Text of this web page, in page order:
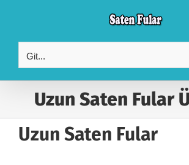
content
Git...
Uzun Saten Fular
Uzun Saten Fular